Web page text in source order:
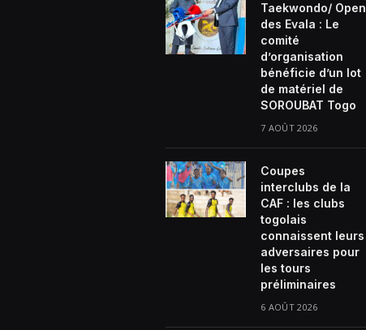
Taekwondo/ Open
des Evala : Le
comité
d’organisation
bénéficie d’un lot
de matériel de
SOROUBAT Togo
7 AOÛT 2026
Coupes
interclubs de la
CAF : les clubs
togolais
connaissent leurs
adversaires pour
les tours
préliminaires
6 AOÛT 2026